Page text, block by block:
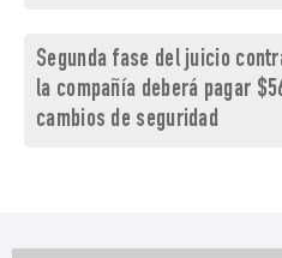
Segunda fase del juicio
la compañía deberá pagar
cambios de seguridad